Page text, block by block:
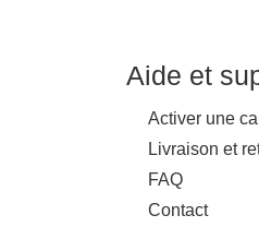
Aide et
Activer une
Livraison et
FAQ
Contact